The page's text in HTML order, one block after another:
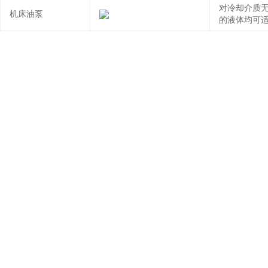
机床油泵
对冷却介质
的液体均可